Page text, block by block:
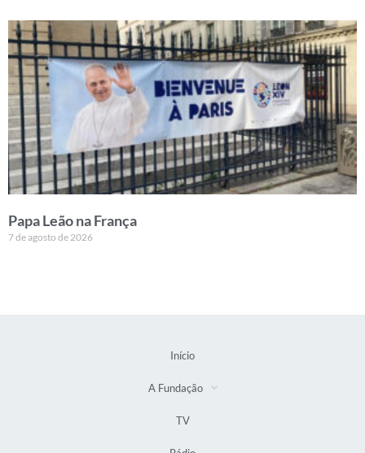
Papa Leão na França
7 de agosto de 2026
Início
A Fundação
TV